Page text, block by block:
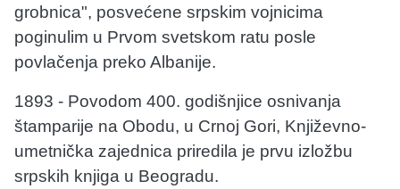
grobnica", posvećene srpskim vojnicima
poginulim u Prvom svetskom ratu posle
povlačenja preko Albanije.
1893 - Povodom 400. godišnjice osnivanja
štamparije na Obodu, u Crnoj Gori, Književno-
umetnička zajednica priredila je prvu izložbu
srpskih knjiga u Beogradu.